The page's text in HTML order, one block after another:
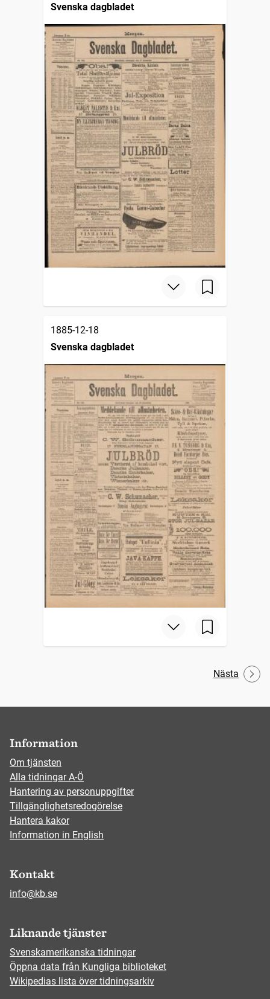
Svenska dagbladet
1885-12-18
Svenska dagbladet
Nästa
Information
Om tjänsten
Alla tidningar A-Ö
Hantering av personuppgifter
Tillgänglighetsredogörelse
Hantera kakor
Information in English
Kontakt
info@kb.se
Liknande tjänster
Svenskamerikanska tidningar
Öppna data från Kungliga biblioteket
Wikipedias lista över tidningsarkiv